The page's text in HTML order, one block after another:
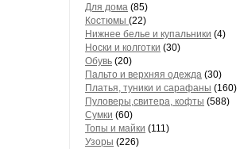
Для дома (85)
Костюмы (22)
Нижнее белье и купальники (4)
Носки и колготки (30)
Обувь (20)
Пальто и верхняя одежда (30)
Платья, туники и сарафаны (160)
Пуловеры,свитера, кофты (588)
Сумки (60)
Топы и майки (111)
Узоры (226)